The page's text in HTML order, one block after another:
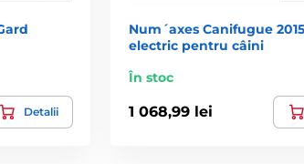
Detalii
Num´axes Canifugue
electric pentru câini
În stoc
1 068,99 lei